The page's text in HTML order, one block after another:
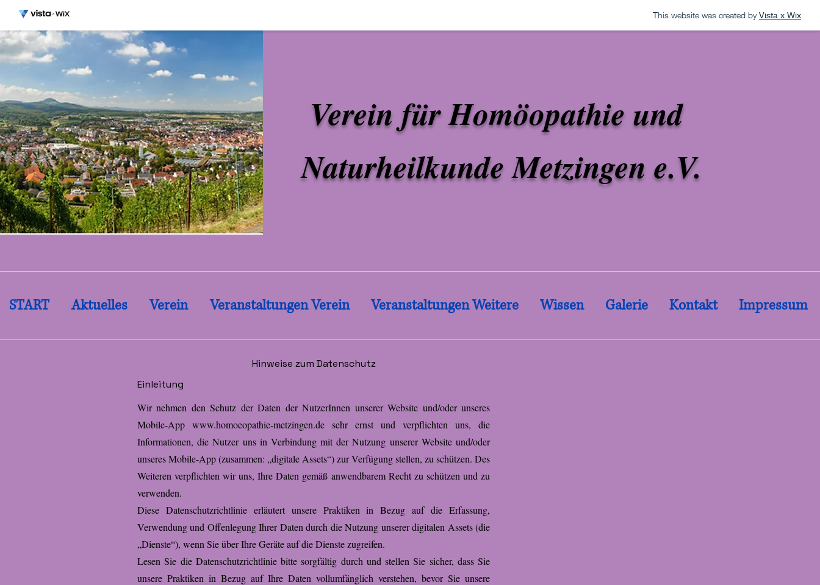
This website was created by Vista x Wix
Verein für Homöopathie und
Naturheilkunde Metzingen e.V.
START Aktuelles Verein Veranstaltungen Verein Veranstaltungen Weitere Wissen Galerie Kontakt Impressum
Hinweise zum Datenschutz
Einleitung
Wir nehmen den Schutz der Daten der NutzerInnen unserer Website und/oder unseres
Mobile-App www.homoeopathie-metzingen.de sehr ernst und verpflichten uns, die
Informationen, die Nutzer uns in Verbindung mit der Nutzung unserer Website und/oder
unseres Mobile-App (zusammen: „digitale Assets“) zur Verfügung stellen, zu schützen. Des
Weiteren verpflichten wir uns, Ihre Daten gemäß anwendbarem Recht zu schützen und zu
verwenden.
Diese Datenschutzrichtlinie erläutert unsere Praktiken in Bezug auf die Erfassung,
Verwendung und Offenlegung Ihrer Daten durch die Nutzung unserer digitalen Assets (die
„Dienste“), wenn Sie über Ihre Geräte auf die Dienste zugreifen.
Lesen Sie die Datenschutzrichtlinie bitte sorgfältig durch und stellen Sie sicher, dass Sie
unsere Praktiken in Bezug auf Ihre Daten vollumfänglich verstehen, bevor Sie unsere